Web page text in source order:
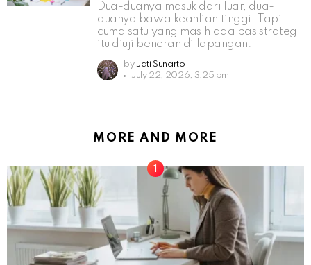
Dua-duanya masuk dari luar, dua-
duanya bawa keahlian tinggi. Tapi
cuma satu yang masih ada pas strategi
itu diuji beneran di lapangan.
by Jati Sunarto
July 22, 2026, 3:25 pm
MORE AND MORE